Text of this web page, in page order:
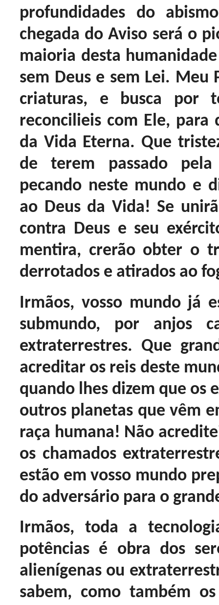
profundidades do
chegada do Aviso será o
maioria desta
sem Deus e sem Lei.
criaturas, e busca por
reconcilieis com Ele, para
da Vida Eterna. Que
de terem passado pela
pecando neste mundo e
ao Deus da Vida! Se
contra Deus e seu
mentira, crerão obter o
derrotados e atirados ao
Irmãos, vosso mundo já
submundo, por anjos
extraterrestres. Que
acreditar os reis deste
quando lhes dizem que os
outros planetas que vêm
raça humana! Não
os chamados
estão em vosso mundo
do adversário para o
Irmãos, toda a
potências é obra dos
alienígenas ou
sabem, como também